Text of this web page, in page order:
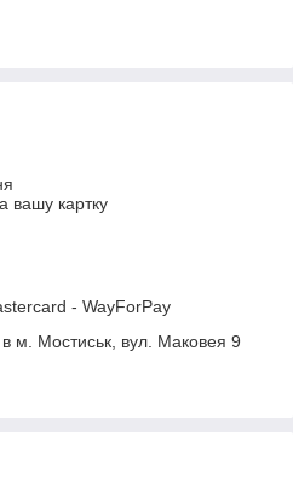
вашу картку
- WayForPay
в м. Мостиськ, вул. Маковея 9